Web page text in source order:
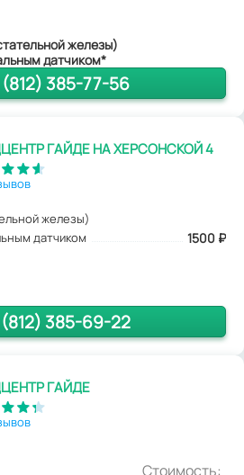
железы)
датчиком*
385-77-56
ГАЙДЕ НА ХЕРСОНСКОЙ 4
железы)
датчиком
1500 ₽
385-69-22
ГАЙДЕ
Стоимость: